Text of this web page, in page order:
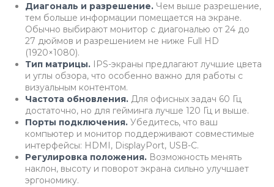
Диагональ и разрешение. Чем выше разрешение,
тем больше информации помещается на экране.
Обычно выбирают монитор с диагональю от 24 до
27 дюймов и разрешением не ниже Full HD
(1920×1080).
Тип матрицы. IPS-экраны предлагают лучшие цвета
и углы обзора, что особенно важно для работы с
визуальным контентом.
Частота обновления. Для офисных задач 60 Гц
достаточно, но для гейминга лучше 120 Гц и выше.
Порты подключения. Убедитесь, что ваш
компьютер и монитор поддерживают совместимые
интерфейсы: HDMI, DisplayPort, USB-C.
Регулировка положения. Возможность менять
наклон, высоту и поворот экрана сильно улучшает
эргономику.